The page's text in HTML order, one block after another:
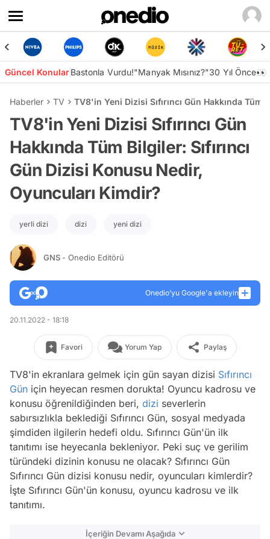
Güncel KonularBastonla Vurdu!"Manyak Mısınız?"30 Yıl Önce👀
Haberler TV TV8'in Yeni Dizisi Sıfırıncı Gün Hakkında
TV8'in Yeni Dizisi Sıfırıncı Gün
Hakkında Tüm Bilgiler: Sıfırıncı
Gün Dizisi Konusu Nedir,
Oyuncuları Kimdir?
yerli dizi dizi yeni dizi
GNS - Onedio Editörü
Onedio’yu Google'a ekleyin
20.11.2022 - 18:18
Favori Yorum Yap Paylaş
TV8'in ekranlara gelmek için gün sayan dizisi Sıfırıncı
Gün için heyecan resmen dorukta! Oyuncu kadrosu ve
konusu öğrenildiğinden beri, dizi severlerin
sabırsızlıkla beklediği Sıfırıncı Gün, sosyal medyada
şimdiden ilgilerin hedefi oldu. Sıfırıncı Gün'ün ilk
tanıtımı ise heyecanla bekleniyor. Peki suç ve gerilim
türündeki dizinin konusu ne olacak? Sıfırıncı Gün
Sıfırıncı Gün dizisi konusu nedir, oyuncuları kimlerdir?
İşte Sıfırıncı Gün'ün konusu, oyuncu kadrosu ve ilk
tanıtımı.
İçeriğin Devamı Aşağıda